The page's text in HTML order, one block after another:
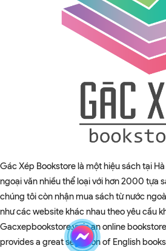
Gác Xép Bookstore là một hiệu sách tại
ngoại văn nhiều thể loại với hơn 2000 tựa
chúng tôi còn nhận mua sách từ nước
như các website khác nhau theo yêu cầu
Gacxepbookstore.vn is an online
provides a great selection of English